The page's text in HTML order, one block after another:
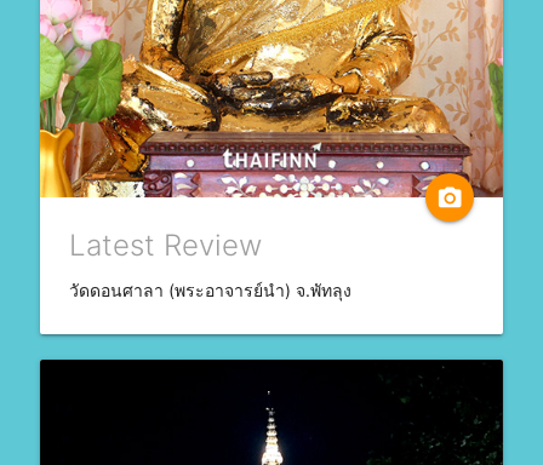
camera_alt
Latest Review
วัดดอนศาลา (พระอาจารย์นำ) จ.พัทลุง